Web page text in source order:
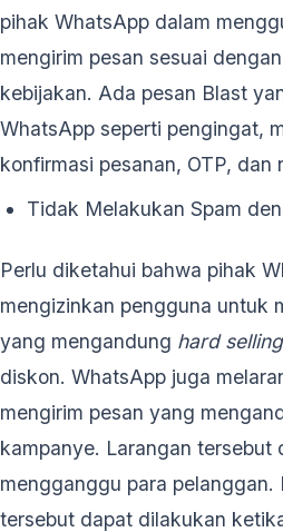
pihak WhatsApp dalam
mengirim pesan sesuai
kebijakan. Ada pesan Blast
WhatsApp seperti pengingat,
konfirmasi pesanan, OTP, dan
Tidak Melakukan Spam
Perlu diketahui bahwa pihak
mengizinkan pengguna untuk
yang mengandung hard selling
diskon. WhatsApp juga
mengirim pesan yang
kampanye. Larangan tersebut
mengganggu para pelanggan.
tersebut dapat dilakukan